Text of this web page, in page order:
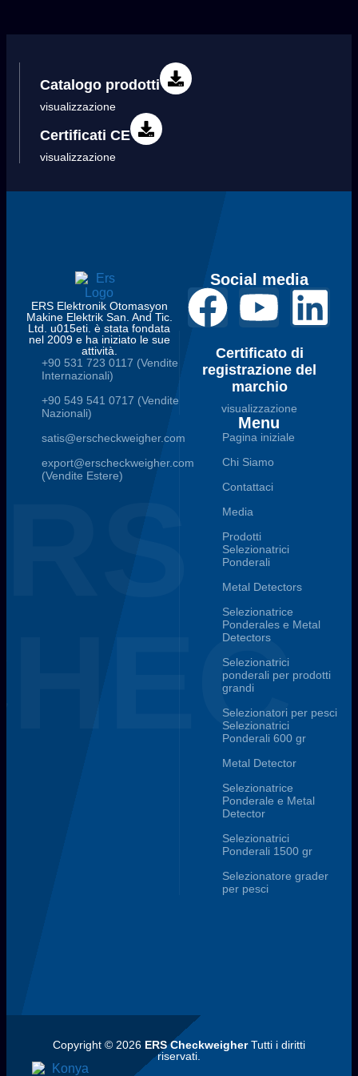
Catalogo prodotti
visualizzazione
Certificati CE
visualizzazione
ERS Elektronik Otomasyon
Makine Elektrik San. And Tic.
Ltd. u015eti. è stata fondata
nel 2009 e ha iniziato le sue
attività.
+90 531 723 0117 (Vendite
Internazionali)
+90 549 541 0717 (Vendite
Nazionali)
satis@erscheckweigher.com
export@erscheckweigher.com
(Vendite Estere)
Social media
Certificato di
registrazione del
marchio
visualizzazione
Menu
Pagina iniziale
Chi Siamo
Contattaci
Media
Prodotti
Selezionatrici
Ponderali
Metal Detectors
Selezionatrice
Ponderales e Metal
Detectors
Selezionatrici
ponderali per prodotti
grandi
Selezionatori per pesci
Selezionatrici
Ponderali 600 gr
Metal Detector
Selezionatrice
Ponderale e Metal
Detector
Selezionatrici
Ponderali 1500 gr
Selezionatore grader
per pesci
Copyright © 2026 ERS CheckweigherTutti i diritti
riservati.